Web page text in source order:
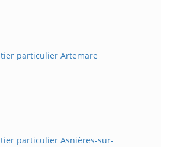
particulier Artemare
particulier Asnières-sur-